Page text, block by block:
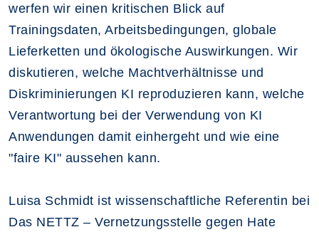
werfen wir einen kritischen Blick auf
Trainingsdaten, Arbeitsbedingungen, globale
Lieferketten und ökologische Auswirkungen. Wir
diskutieren, welche Machtverhältnisse und
Diskriminierungen KI reproduzieren kann, welche
Verantwortung bei der Verwendung von KI
Anwendungen damit einhergeht und wie eine
"faire KI" aussehen kann.
Luisa Schmidt ist wissenschaftliche Referentin bei
Das NETTZ – Vernetzungsstelle gegen Hate